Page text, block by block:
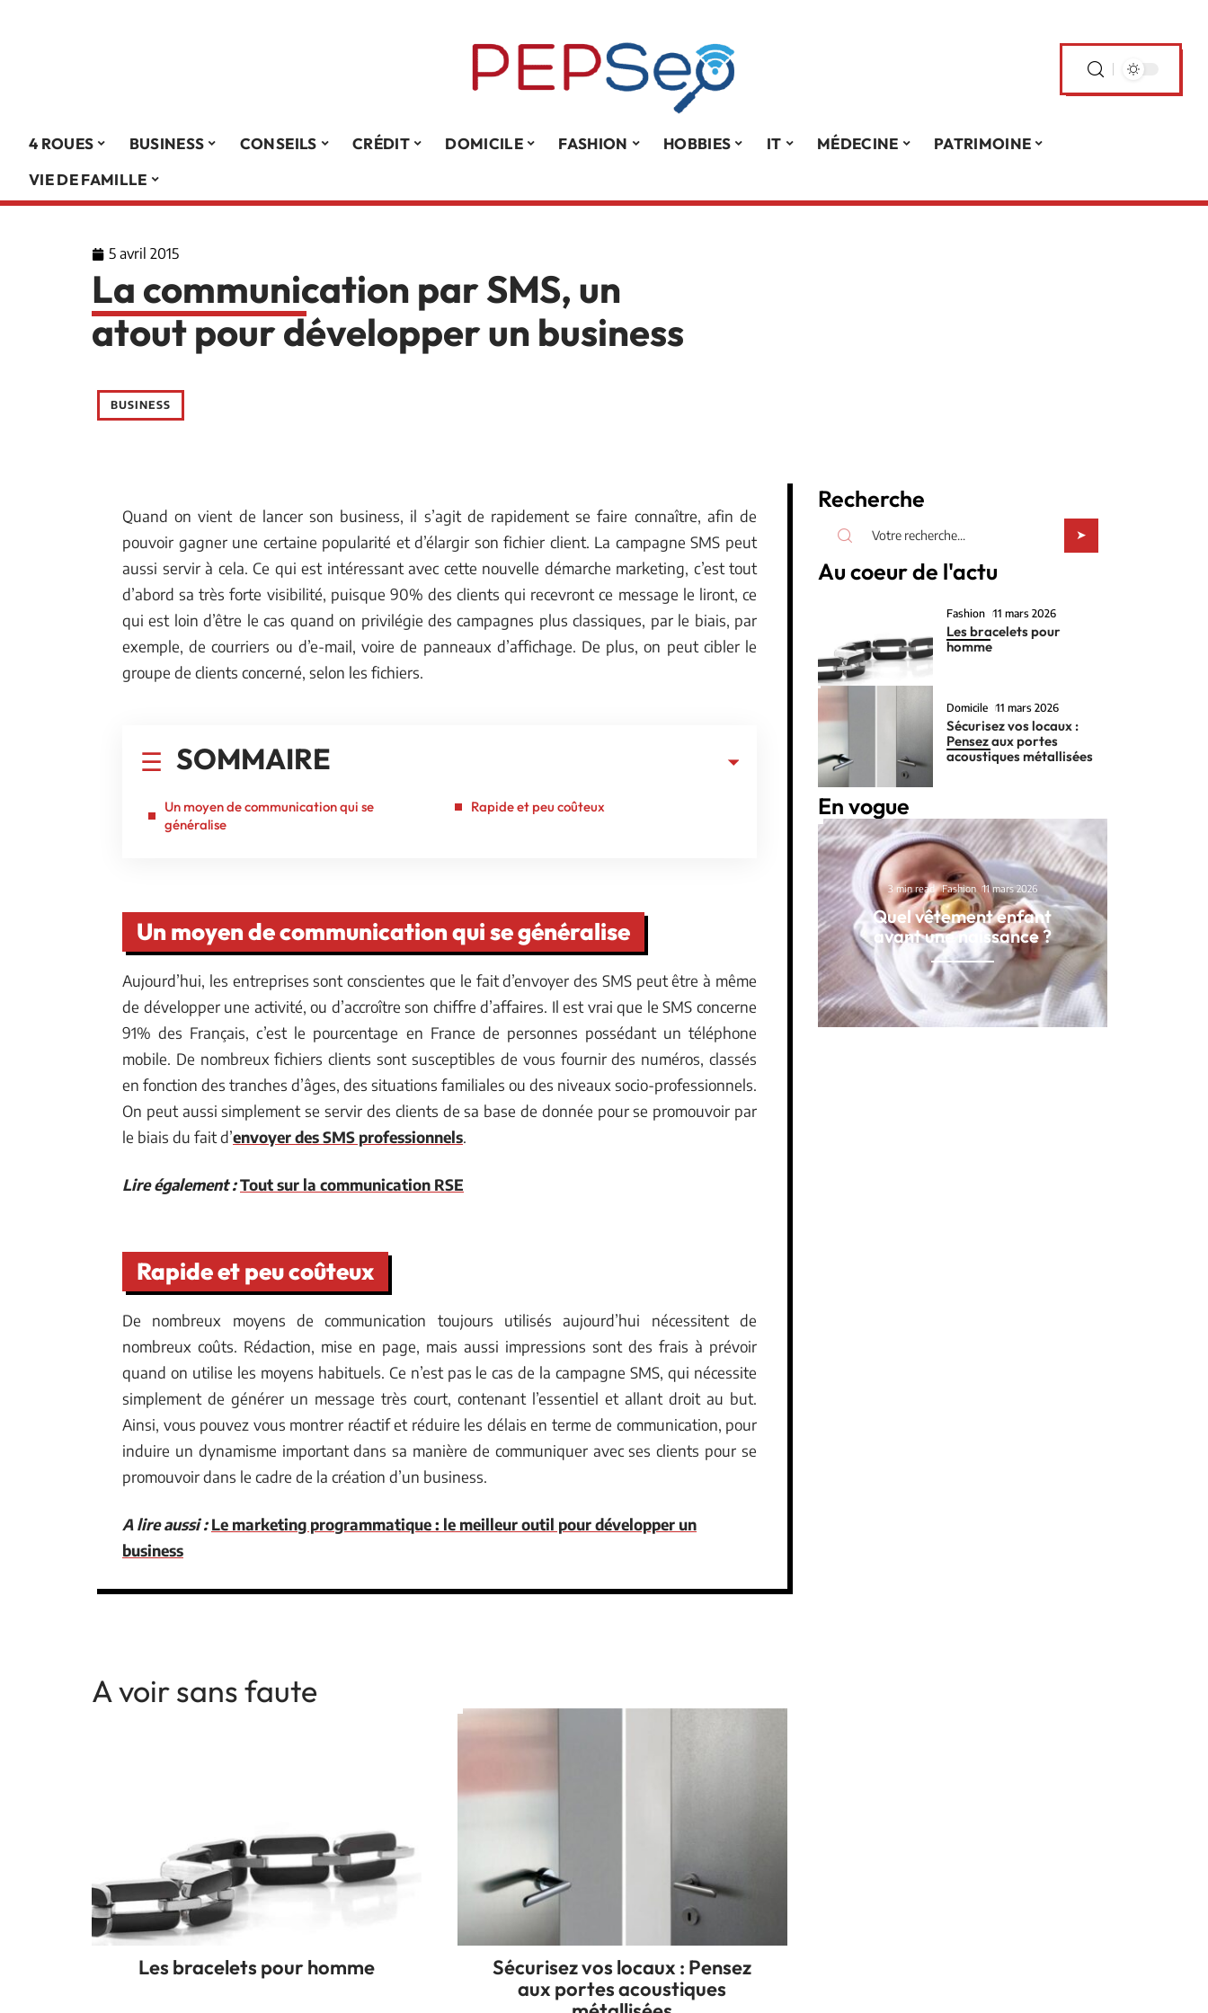
4 ROUES BUSINESS CONSEILS CRÉDIT DOMICILE FASHION HOBBIES IT MÉDECINE
PATRIMOINE
VIE DE FAMILLE
5 avril 2015
La communication par SMS, un
atout pour développer un business
BUSINESS
Quand on vient de lancer son business, il s’agit de rapidement se faire connaître, afin de
pouvoir gagner une certaine popularité et d’élargir son fichier client. La campagne SMS peut
aussi servir à cela. Ce qui est intéressant avec cette nouvelle démarche marketing, c’est tout
d’abord sa très forte visibilité, puisque 90% des clients qui recevront ce message le liront, ce
qui est loin d’être le cas quand on privilégie des campagnes plus classiques, par le biais, par
exemple, de courriers ou d’e-mail, voire de panneaux d’affichage. De plus, on peut cibler le
groupe de clients concerné, selon les fichiers.
SOMMAIRE
Un moyen de communication qui se
généralise
Rapide et peu coûteux
Un moyen de communication qui se généralise
Aujourd’hui, les entreprises sont conscientes que le fait d’envoyer des SMS peut être à même
de développer une activité, ou d’accroître son chiffre d’affaires. Il est vrai que le SMS concerne
91% des Français, c’est le pourcentage en France de personnes possédant un téléphone
mobile. De nombreux fichiers clients sont susceptibles de vous fournir des numéros, classés
en fonction des tranches d’âges, des situations familiales ou des niveaux socio-professionnels.
On peut aussi simplement se servir des clients de sa base de donnée pour se promouvoir par
le biais du fait d’envoyer des SMS professionnels.
Lire également :Tout sur la communication RSE
Rapide et peu coûteux
De nombreux moyens de communication toujours utilisés aujourd’hui nécessitent de
nombreux coûts. Rédaction, mise en page, mais aussi impressions sont des frais à prévoir
quand on utilise les moyens habituels. Ce n’est pas le cas de la campagne SMS, qui nécessite
simplement de générer un message très court, contenant l’essentiel et allant droit au but.
Ainsi, vous pouvez vous montrer réactif et réduire les délais en terme de communication, pour
induire un dynamisme important dans sa manière de communiquer avec ses clients pour se
promouvoir dans le cadre de la création d’un business.
A lire aussi : Le marketing programmatique : le meilleur outil pour développer un
business
A voir sans faute
Les bracelets pour homme
Sécurisez vos locaux : Pensez
aux portes acoustiques
Recherche
Au coeur de l'actu
Fashion 11 mars 2026
Les bracelets pour
homme
Domicile 11 mars 2026
Sécurisez vos locaux :
Pensez aux portes
acoustiques métallisées
En vogue
3 min read Fashion 11 mars 2026
Quel vêtement enfant
avant une naissance ?